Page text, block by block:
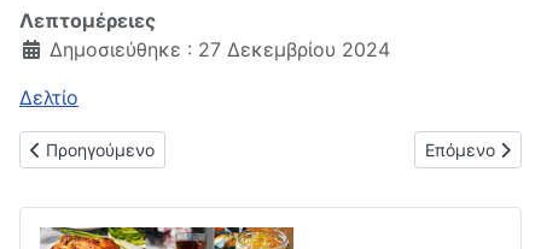
Λεπτομέρειες
Δημοσιεύθηκε : 27 Δεκεμβρίου 2024
Δελτίο
Προηγούμενο άρθρο: Μηνιαίο δελτίο τιμών παντοπωλείου
Προηγούμενο Επόμενο
Επόμενο